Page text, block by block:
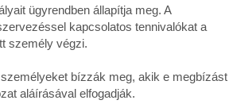
ügyrendben állapítja meg. A
kapcsolatos tennivalókat a
személy végzi.
bízzák meg, akik e megbízást
aláírásával elfogadják.